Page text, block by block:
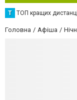
Т ТОП кращих
Головна Афіша